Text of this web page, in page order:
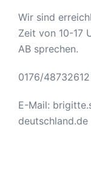
Wir sind
Zeit von 10-17
AB sprechen.
0176/48732612
E-Mail:
deutschland.de